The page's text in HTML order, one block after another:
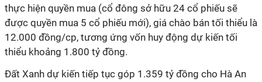
thực hiện quyền mua (cổ đông sở hữu 24 cổ phiếu sẽ
được quyền mua 5 cổ phiếu mới), giá chào bán tối thiểu là
12.000 đồng/cp, tương ứng vốn huy động dự kiến tối
thiểu khoảng 1.800 tỷ đồng.
Đất Xanh dự kiến tiếp tục góp 1.359 tỷ đồng cho Hà An